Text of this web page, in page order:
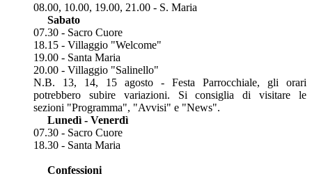
08.00, 10.00, 19.00, 21.00 - S. Maria
Sabato
07.30 - Sacro Cuore
18.15 - Villaggio "Welcome"
19.00 - Santa Maria
20.00 - Villaggio "Salinello"
N.B. 13, 14, 15 agosto - Festa Parrocchiale, gli orari
potrebbero subire variazioni. Si consiglia di visitare le
sezioni "Programma", "Avvisi" e "News".
Lunedì - Venerdì
07.30 - Sacro Cuore
18.30 - Santa Maria
Confessioni